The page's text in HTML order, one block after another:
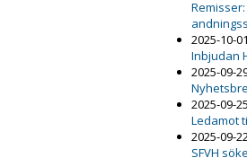
2025-10-01
Inbjudan
2025-09-
2025-09-25
Ledamot
2025-09-
SFVH